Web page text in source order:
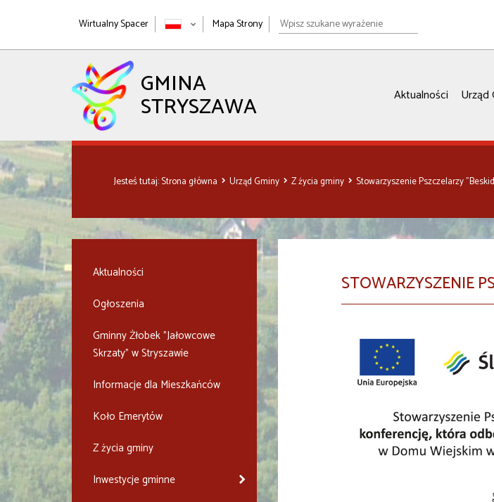
Wirtualny Spacer Mapa Strony
Wpisz
szukane
wyrażenie
GMINA
STRYSZAWA Aktualności Urząd
Jesteś tutaj:Strona główna Urząd Gminy Z życia gminy Stowarzyszenie Pszczelarzy
Aktualności
Ogłoszenia
Gminny Żłobek "Jałowcowe
Skrzaty" w Stryszawie
Informacje dla Mieszkańców
Koło Emerytów
Z życia gminy
Inwestycje gminne
STOWARZYSZENIE